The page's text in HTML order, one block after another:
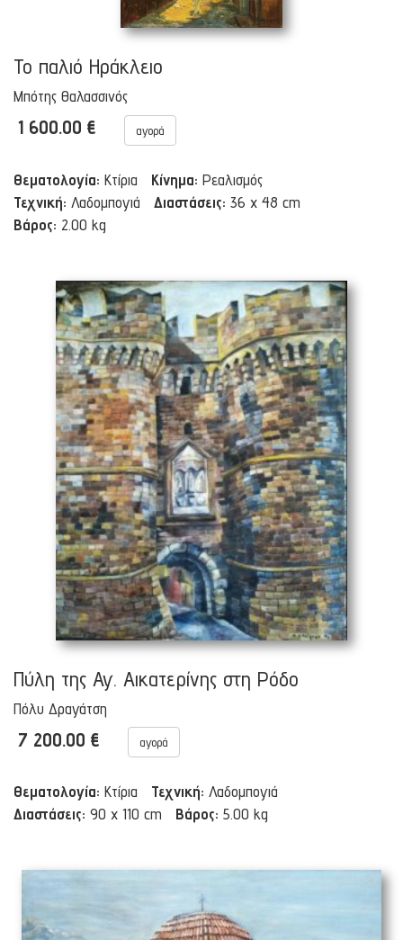
Το παλιό Ηράκλειο
Μπότης Θαλασσινός
1 600.00 € αγορά
Θεματολογία: Κτίρια Κίνημα: Ρεαλισμός
Τεχνική: Λαδομπογιά Διαστάσεις: 36 x 48 cm
Βάρος: 2.00 kg
Πύλη της Αγ. Αικατερίνης στη Ρόδο
Πόλυ Δραγάτση
7 200.00 € αγορά
Θεματολογία: Κτίρια Τεχνική: Λαδομπογιά
Διαστάσεις: 90 x 110 cm Βάρος: 5.00 kg